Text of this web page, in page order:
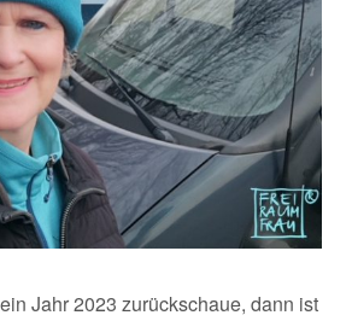
Jahr 2023 zurückschaue, dann ist